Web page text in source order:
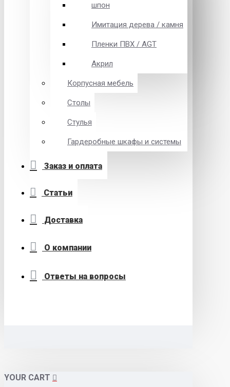
шпон
Имитация дерева / камня
Пленки ПВХ / AGT
Акрил
Корпусная мебель
Столы
Стулья
Гардеробные шкафы и системы
Заказ и оплата
Статьи
Доставка
О компании
Ответы на вопросы
YOUR CART